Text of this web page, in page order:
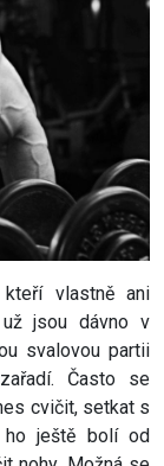
vlastně ani
jsou dávno v
svalovou partii
Často se
cvičit, setkat s
ještě bolí od